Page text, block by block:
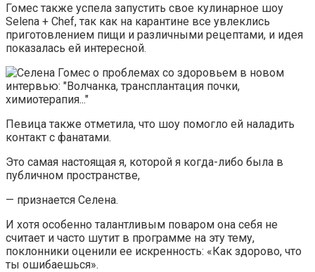
Гомес также успела запустить свое кулинарное шоу
Selena + Chef, так как на карантине все увлеклись
приготовлением пищи и различными рецептами, и идея
показалась ей интересной.
Певица также отметила, что шоу помогло ей наладить
контакт с фанатами.
Это самая настоящая я, которой я когда-либо была в
публичном пространстве,
— признается Селена.
И хотя особенно талантливым поваром она себя не
считает и часто шутит в программе на эту тему,
поклонники оценили ее искренность: «Как здорово, что
ты ошибаешься».